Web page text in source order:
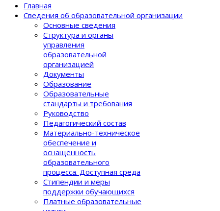
Главная
Сведения об образовательной организации
Основные сведения
Структура и органы
управления
образовательной
организацией
Документы
Образование
Образовательные
стандарты и требования
Руководство
Педагогический состав
Материально-техническое
обеспечение и
оснащенность
образовательного
процеcса. Доступная среда
Стипендии и меры
поддержки обучающихся
Платные образовательные